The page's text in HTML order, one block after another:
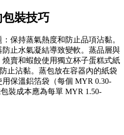
裝技巧
保持蒸氣熱度和防止品項沾黏。
止水氣凝結導致變軟。蒸品層與
賣和蝦餃使用獨立杯子蛋糕式紙
止沾黏。蒸包放在容器內的紙袋
保溫鋁箔袋（每個 MYR 0.30-
裝成本應為每單 MYR 1.50-